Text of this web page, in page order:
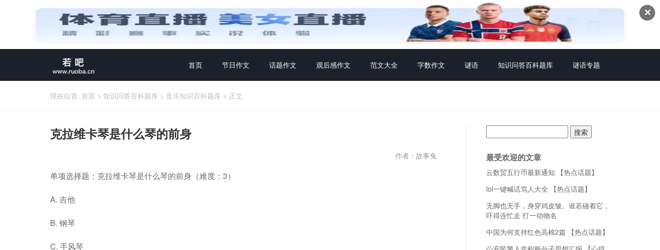
✕
首页 节日作文 话题作文 观后感作文 范文大全 字数作文 谜语 知识问答百科题库 谜语专题
现在位置: 首页 > 知识问答百科题库 > 音乐知识百科题库 > 正文
克拉维卡琴是什么琴的前身
作者：故事兔
单项选择题：克拉维卡琴是什么琴的前身（难度：3）
A. 吉他
B. 钢琴
C. 手风琴
索：
最受欢迎的文章
云数贸五行币最新通知 【热点话题】
lol一键喊话骂人大全 【热点话题】
无脚也无手，身穿鸡皮皱。谁若碰着它，
吓得连忙走 打一动物名
中国为何支持红色高棉2篇 【热点话题】